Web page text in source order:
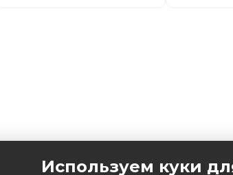
Используем куки